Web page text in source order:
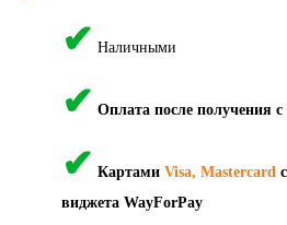
✔ Наличными
✔ Оплата после получения с
✔ Картами Visa, Mastercard
виджета WayForPay